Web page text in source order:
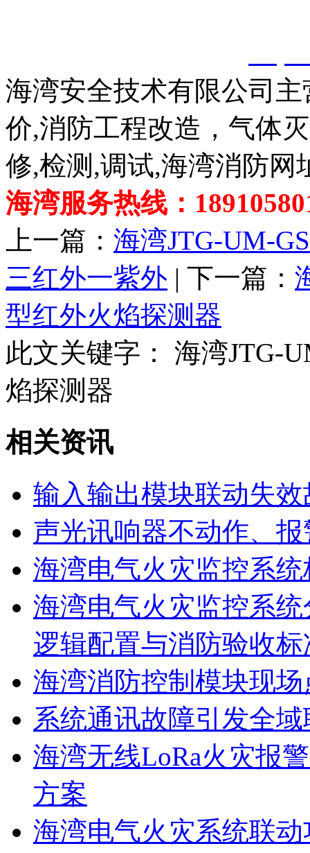
海湾安全技术有限公司
价,消防工程改造，气体
修,检测,调试,海湾消防网
海湾服务热线：
上一篇： 海湾JTG-UM-
三红外一紫外 | 下一篇：
型红外火焰探测器
此文关键字：
海湾JTG-
焰探测器
相关资讯
输入输出模块联动失效
声光讯响器不动作、
海湾电气火灾监控系
海湾电气火灾监控系
逻辑配置与消防验收标
海湾消防控制模块现
系统通讯故障引发全
海湾无线LoRa火灾报
方案
海湾电气火灾系统联